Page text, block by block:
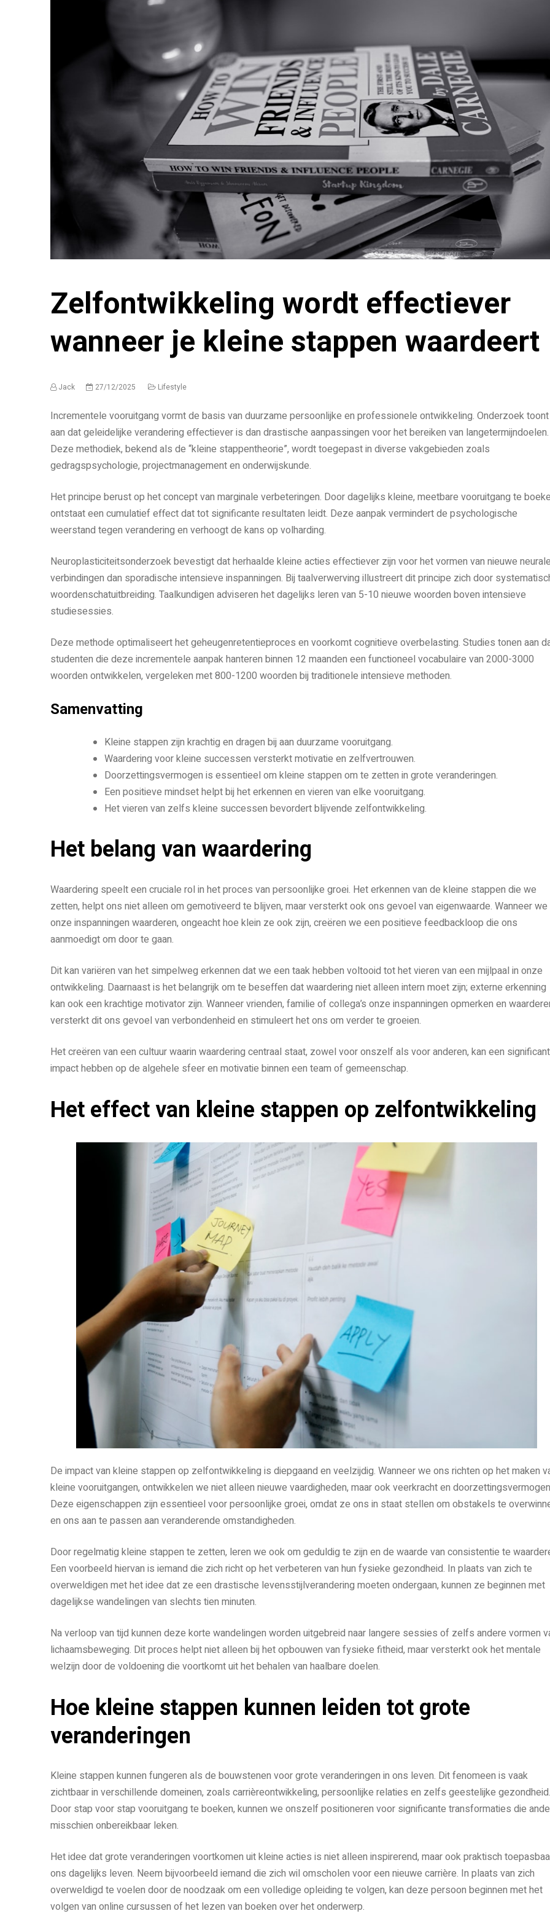
Zelfontwikkeling wordt effectiever
wanneer je kleine stappen waardeert
Jack 27/12/2025 Lifestyle
Incrementele vooruitgang vormt de basis van duurzame persoonlijke en professionele ontwikkeling. Onderzoek toont
aan dat geleidelijke verandering effectiever is dan drastische aanpassingen voor het bereiken van langetermijndoelen.
Deze methodiek, bekend als de “kleine stappentheorie”, wordt toegepast in diverse vakgebieden zoals
gedragspsychologie, projectmanagement en onderwijskunde.
Het principe berust op het concept van marginale verbeteringen. Door dagelijks kleine, meetbare vooruitgang te
ontstaat een cumulatief effect dat tot significante resultaten leidt. Deze aanpak vermindert de psychologische
weerstand tegen verandering en verhoogt de kans op volharding.
Neuroplasticiteitsonderzoek bevestigt dat herhaalde kleine acties effectiever zijn voor het vormen van nieuwe neurale
verbindingen dan sporadische intensieve inspanningen. Bij taalverwerving illustreert dit principe zich door
woordenschatuitbreiding. Taalkundigen adviseren het dagelijks leren van 5-10 nieuwe woorden boven intensieve
studiesessies.
Deze methode optimaliseert het geheugenretentieproces en voorkomt cognitieve overbelasting. Studies tonen aan
studenten die deze incrementele aanpak hanteren binnen 12 maanden een functioneel vocabulaire van 2000-3000
woorden ontwikkelen, vergeleken met 800-1200 woorden bij traditionele intensieve methoden.
Samenvatting
Kleine stappen zijn krachtig en dragen bij aan duurzame vooruitgang.
Waardering voor kleine successen versterkt motivatie en zelfvertrouwen.
Doorzettingsvermogen is essentieel om kleine stappen om te zetten in grote veranderingen.
Een positieve mindset helpt bij het erkennen en vieren van elke vooruitgang.
Het vieren van zelfs kleine successen bevordert blijvende zelfontwikkeling.
Het belang van waardering
Waardering speelt een cruciale rol in het proces van persoonlijke groei. Het erkennen van de kleine stappen die we
zetten, helpt ons niet alleen om gemotiveerd te blijven, maar versterkt ook ons gevoel van eigenwaarde. Wanneer we
onze inspanningen waarderen, ongeacht hoe klein ze ook zijn, creëren we een positieve feedbackloop die ons
aanmoedigt om door te gaan.
Dit kan variëren van het simpelweg erkennen dat we een taak hebben voltooid tot het vieren van een mijlpaal in onze
ontwikkeling. Daarnaast is het belangrijk om te beseffen dat waardering niet alleen intern moet zijn; externe erkenning
kan ook een krachtige motivator zijn. Wanneer vrienden, familie of collega’s onze inspanningen opmerken en
versterkt dit ons gevoel van verbondenheid en stimuleert het ons om verder te groeien.
Het creëren van een cultuur waarin waardering centraal staat, zowel voor onszelf als voor anderen, kan een
impact hebben op de algehele sfeer en motivatie binnen een team of gemeenschap.
Het effect van kleine stappen op zelfontwikkeling
De impact van kleine stappen op zelfontwikkeling is diepgaand en veelzijdig. Wanneer we ons richten op het maken
kleine vooruitgangen, ontwikkelen we niet alleen nieuwe vaardigheden, maar ook veerkracht en
Deze eigenschappen zijn essentieel voor persoonlijke groei, omdat ze ons in staat stellen om obstakels te
en ons aan te passen aan veranderende omstandigheden.
Door regelmatig kleine stappen te zetten, leren we ook om geduldig te zijn en de waarde van consistentie te
Een voorbeeld hiervan is iemand die zich richt op het verbeteren van hun fysieke gezondheid. In plaats van zich te
overweldigen met het idee dat ze een drastische levensstijlverandering moeten ondergaan, kunnen ze beginnen met
dagelijkse wandelingen van slechts tien minuten.
Na verloop van tijd kunnen deze korte wandelingen worden uitgebreid naar langere sessies of zelfs andere vormen
lichaamsbeweging. Dit proces helpt niet alleen bij het opbouwen van fysieke fitheid, maar versterkt ook het mentale
welzijn door de voldoening die voortkomt uit het behalen van haalbare doelen.
Hoe kleine stappen kunnen leiden tot grote
veranderingen
Kleine stappen kunnen fungeren als de bouwstenen voor grote veranderingen in ons leven. Dit fenomeen is vaak
zichtbaar in verschillende domeinen, zoals carrièreontwikkeling, persoonlijke relaties en zelfs geestelijke gezondheid.
Door stap voor stap vooruitgang te boeken, kunnen we onszelf positioneren voor significante transformaties die
misschien onbereikbaar leken.
Het idee dat grote veranderingen voortkomen uit kleine acties is niet alleen inspirerend, maar ook praktisch
ons dagelijks leven. Neem bijvoorbeeld iemand die zich wil omscholen voor een nieuwe carrière. In plaats van zich
overweldigd te voelen door de noodzaak om een volledige opleiding te volgen, kan deze persoon beginnen met het
volgen van online cursussen of het lezen van boeken over het onderwerp.